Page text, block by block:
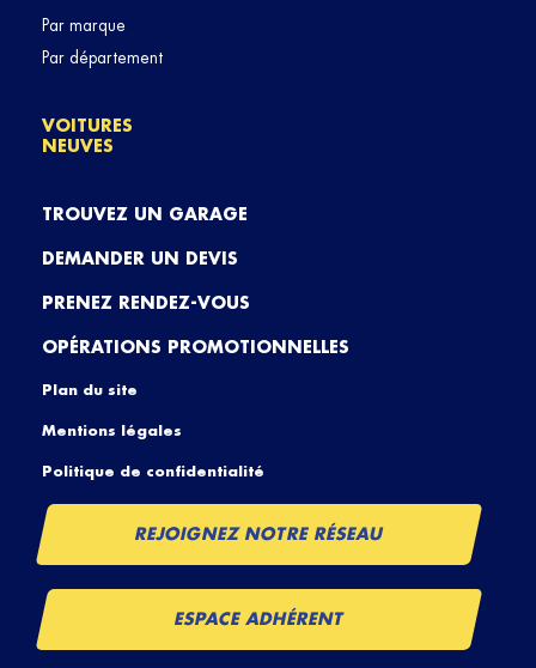
Par marque
Par département
VOITURES
NEUVES
TROUVEZ UN GARAGE
DEMANDER UN DEVIS
PRENEZ RENDEZ-VOUS
OPÉRATIONS PROMOTIONNELLES
Plan du site
Mentions légales
Politique de confidentialité
REJOIGNEZ NOTRE RÉSEAU
ESPACE ADHÉRENT